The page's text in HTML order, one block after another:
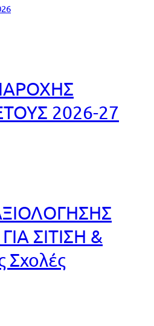
2026-27
ΣΙΤΙΣΗ &
Σχολές